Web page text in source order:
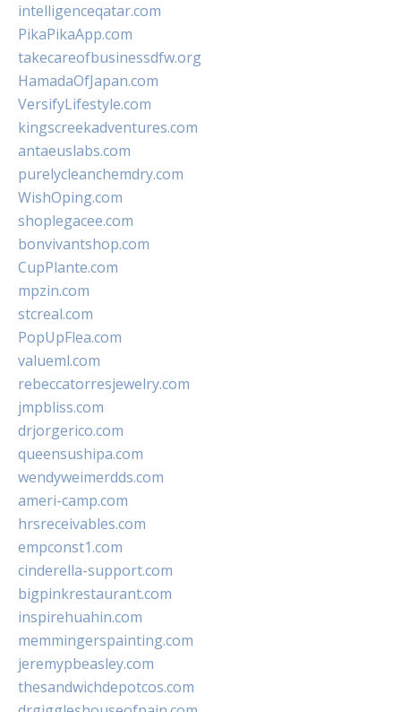
intelligenceqatar.com
PikaPikaApp.com
takecareofbusinessdfw.org
HamadaOfJapan.com
VersifyLifestyle.com
kingscreekadventures.com
antaeuslabs.com
purelycleanchemdry.com
WishOping.com
shoplegacee.com
bonvivantshop.com
CupPlante.com
mpzin.com
stcreal.com
PopUpFlea.com
valueml.com
rebeccatorresjewelry.com
jmpbliss.com
drjorgerico.com
queensushipa.com
wendyweimerdds.com
ameri-camp.com
hrsreceivables.com
empconst1.com
cinderella-support.com
bigpinkrestaurant.com
inspirehuahin.com
memmingerspainting.com
jeremypbeasley.com
thesandwichdepotcos.com